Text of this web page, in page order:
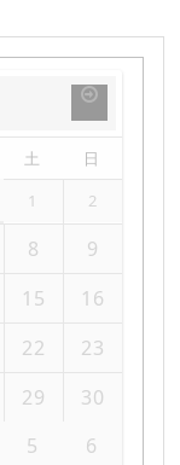
土
日
1 2
8
9
15
16
22
23
29
30
5 6